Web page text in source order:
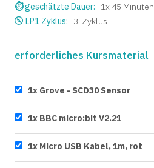
⏱geschätzte Dauer: 1x 45 Minuten
LP1 Zyklus: 3. Zyklus
erforderliches Kursmaterial
1x Grove - SCD30 Sensor
1x BBC micro:bit V2.21
1x Micro USB Kabel, 1m, rot